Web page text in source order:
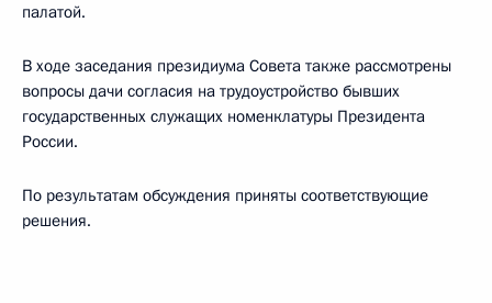
палатой.
В ходе заседания президиума Совета также рассмотрены
вопросы дачи согласия на трудоустройство бывших
государственных служащих номенклатуры Президента
России.
По результатам обсуждения приняты соответствующие
решения.